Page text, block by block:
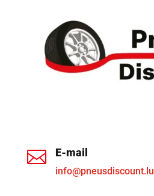
 E-mail
info@pneusdiscount.lu